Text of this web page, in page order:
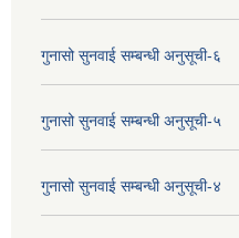
गुनासो सुनवाई सम्बन्धी अनुसूची-६
गुनासो सुनवाई सम्बन्धी अनुसूची-५
गुनासो सुनवाई सम्बन्धी अनुसूची-४